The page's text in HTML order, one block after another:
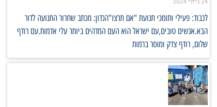
לכבוד: פעילי ותומכי תנועת "אם תרצו"הנדון: מכתב שחרור התנועה לדור
הבא.אנשים טובים,עם ישראל הוא העם המדהים ביותר עלי אדמות.עם רודף
שלום, רודף צדק ומוסר ברמות